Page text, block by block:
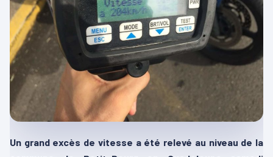
Un grand excès de vitesse a été relevé au niveau de la